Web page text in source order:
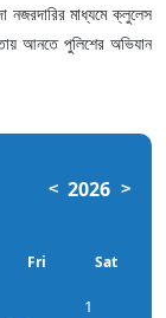
নজরদারির মাধ্যমে ক্লুলেস
আনতে পুলিশের অভিযান
< 2026 >
Fri Sat
1